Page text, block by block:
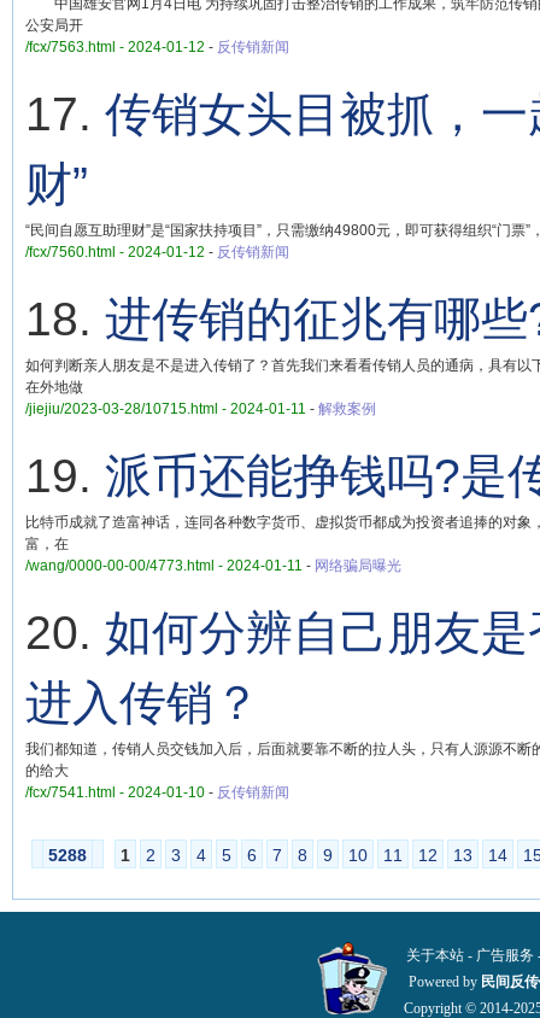
中国雄安官网1月4日电 为持续巩固打击整治传销的工作成果，筑牢防范传
公安局开
/fcx/7563.html - 2024-01-12 - 反传销新闻
17. 传销女头目被抓，
财”
“民间自愿互助理财”是“国家扶持项目”，只需缴纳49800元，即可获得组织“门
/fcx/7560.html - 2024-01-12 - 反传销新闻
18. 进传销的征兆有哪
如何判断亲人朋友是不是进入传销了？首先我们来看看传销人员的通病，具有
在外地做
/jiejiu/2023-03-28/10715.html - 2024-01-11 - 解救案例
19. 派币还能挣钱吗?是
比特币成就了造富神话，连同各种数字货币、虚拟货币都成为投资者追捧的对
富，在
/wang/0000-00-00/4773.html - 2024-01-11 - 网络骗局曝光
20. 如何分辨自己朋友
进入传销？
我们都知道，传销人员交钱加入后，后面就要靠不断的拉人头，只有人源源不
的给大
/fcx/7541.html - 2024-01-10 - 反传销新闻
5288 1 2 3 4 5 6 7 8 9 10 11 12 13 14
关于本站 - 广告服务
Powered by 民间反
Copyright © 2014-